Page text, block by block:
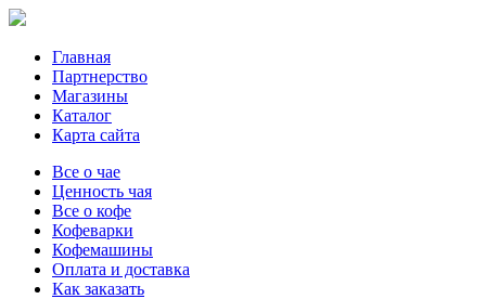
Главная
Партнерство
Магазины
Каталог
Карта сайта
Все о чае
Ценность чая
Все о кофе
Кофеварки
Кофемашины
Оплата и доставка
Как заказать